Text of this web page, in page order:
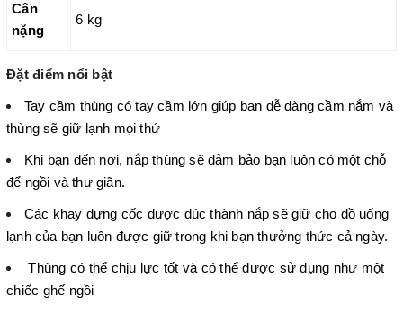
Cân
nặng
6 kg
Đặt điểm nổi bật
Tay cầm thùng có tay cầm lớn giúp bạn dễ dàng cầm nắm và
thùng sẽ giữ lạnh mọi thứ
Khi bạn đến nơi, nắp thùng sẽ đảm bảo bạn luôn có một chỗ
để ngồi và thư giãn.
Các khay đựng cốc được đúc thành nắp sẽ giữ cho đồ uống
lạnh của bạn luôn được giữ trong khi bạn thưởng thức cả ngày.
Thùng có thể chịu lực tốt và có thể được sử dụng như một
chiếc ghế ngồi